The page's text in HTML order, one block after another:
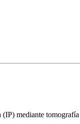
mediante